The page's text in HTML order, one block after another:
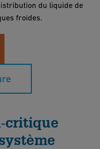
du liquide de
froides.